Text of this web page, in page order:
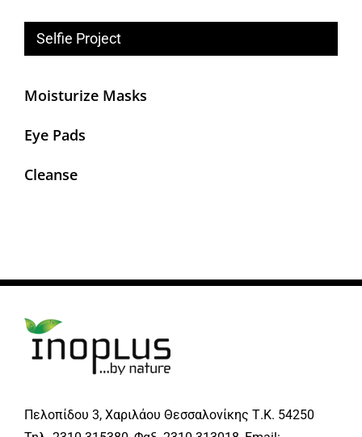
Selfie Project
Moisturize Masks
Eye Pads
Cleanse
Πελοπίδου 3, Χαριλάου Θεσσαλονίκης Τ.Κ. 54250